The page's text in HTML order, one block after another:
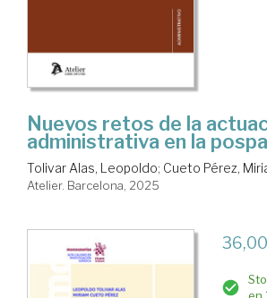
Nuevos retos de la
administrativa en la
Tolivar Alas, Leopoldo; Cueto Pérez,
Atelier. Barcelona, 2025
en